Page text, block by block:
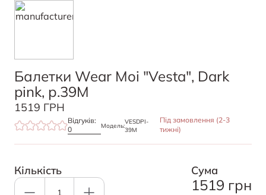
Балетки Wear Moi "Vesta", Dark
pink, р.39М
1519 ГРН
Відгуків:
0
Модель:
VESDPI-
39M
Під замовлення (2-3
тижні)
Кількість Cума
1519 грн